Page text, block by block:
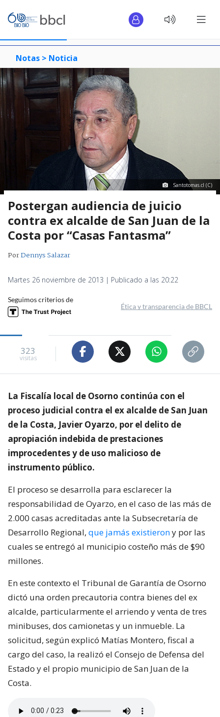
Notas > Noticia
Santotomas.cl (C)
Postergan audiencia de juicio
contra ex alcalde de San Juan de la
Costa por “Casas Fantasma”
PorDennys Salazar
Martes 26 noviembre de 2013 | Publicado a las 20:22
Seguimos criterios de
Ética y transparencia de BBCL
323
visitas
La Fiscalía local de Osorno continúa con el
proceso judicial contra el ex alcalde de San Juan
de la Costa, Javier Oyarzo, por el delito de
apropiación indebida de prestaciones
improcedentes y de uso malicioso de
instrumento público.
El proceso se desarrolla para esclarecer la
responsabilidad de Oyarzo, en el caso de las más de
2.000 casas acreditadas ante la Subsecretaría de
Desarrollo Regional, que jamás existierony por las
cuales se entregó al municipio costeño más de $90
millones.
En este contexto el Tribunal de Garantía de Osorno
dictó una orden precautoria contra bienes del ex
alcalde, particularmente el arriendo y venta de tres
minibuses, dos camionetas y un inmueble. La
solicitud, según explicó Matías Montero, fiscal a
cargo del caso, la realizó el Consejo de Defensa del
Estado y el propio municipio de San Juan de la
Costa.